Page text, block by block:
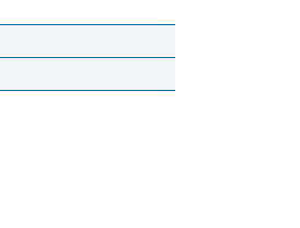
en spullen krijgt